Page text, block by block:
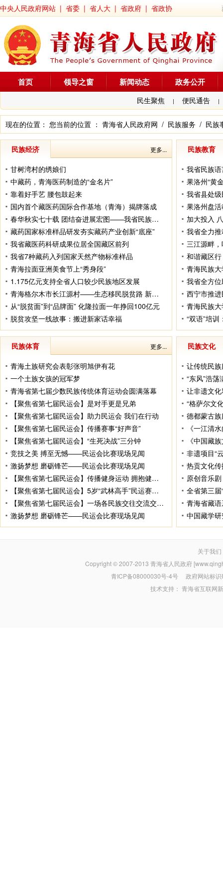
中央人民政府网站 | 省委 | 省人大 | 省政府 | 省政协
首页 领导之窗 新闻动态 政务公开
民生聚焦 | 便民通告 |
现在的位置： 您当前的位置 ： 青海省人民政府网 / 民族服务 / 民族
民族经济 更多...
甘树湾村的绣娘们
中藏药，青海医药制造的“金名片”
靠着好手艺 腰包鼓起来
国内首个藏医药国际合作基地（青海）揭牌落成
春华秋实七十载 团结奋进展宏图——我省民族自治地方经济社会发展综述
藏药国家标准样品研发夯实藏药产业创新“底座”
我省藏医药科研成果位居全国藏区前列
我省7种藏药入列国家天然产物标准样品
青海拉面亚洲美食节上“秀身段”
1.175亿元支持全省人口较少民族地区发展
青海格尔木市长江源村——生态移民脱贫路 新村新屋新面貌
从“脱贫面”到“品牌面” 化隆拉面一年挣回100亿元
脱贫攻坚一线故事：搬进新家话幸福
民族教育
我省民族
果洛州“黄
我省县处
果洛州盘
加大投入
我省全力
三江源畔
和谐藏区
我省全方
西宁市推
青海民族
“双语”培
民族体育 更多...
青海土族研究会表彰张明旭伊有花
一个土族女孩的冠军梦
青海省第七届少数民族传统体育运动会圆满落幕
【聚焦省第七届民运会】是对手更是兄弟
【聚焦省第七届民运会】助力民运会 我们在行动
【聚焦省第七届民运会】传播赛事“好声音”
【聚焦省第七届民运会】“生死决战”三分钟
竞技之美 搏至无憾——民运会比赛现场见闻
激扬梦想 磨砺锋芒——民运会比赛现场见闻
【聚焦省第七届民运会】传播健身运动 拥抱健康生活
【聚焦省第七届民运会】5岁“武林高手”民运赛场竞风流
【聚焦省第七届民运会】一场各民族交往交流交融的盛会
激扬梦想 磨砺锋芒——民运会比赛现场见闻
民族文化
让传统民
“东风”浩荡
让非遗文
“格萨尔文
德都蒙古
《中国藏
非遗项目“
热贡文化传
全省第三届
中国藏学
关于我们
Copyright © 2007-2013 青海省人民政府
青ICP备08000030号-4号 政府网站标
技术支持：青海省互联网